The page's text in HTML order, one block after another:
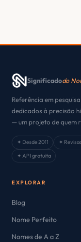
Significadodo
Referência em
dedicados à precisão
— um projeto de quem
✦ Desde 2011 ✦
✦ API gratuita
EXPLORAR
Blog
Nome Perfeito
Nomes de A a Z